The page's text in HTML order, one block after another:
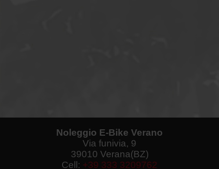
Noleggio E-Bike Verano
Via funivia, 9
39010 Verana(BZ)
Cell: +39 333 3209762